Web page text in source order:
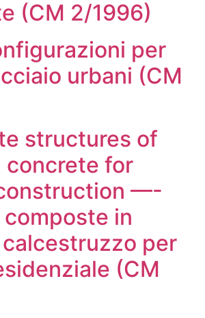
(CM 2/1996)
per
urbani (CM
structures of
concrete for
—-
in
per
(CM